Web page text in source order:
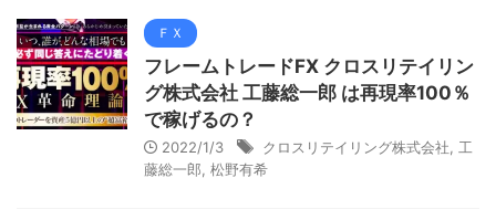
ＦＸ
フレームトレードFX クロスリテイリン
グ株式会社 工藤総一郎 は再現率100％
で稼げるの？
2022/1/3 クロスリテイリング株式会社
工
藤総一郎 松野有希